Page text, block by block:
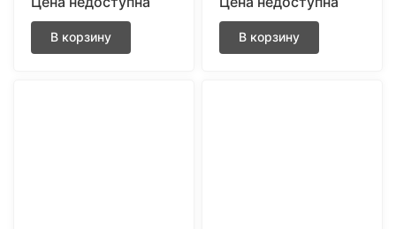
апельсином 13 мл.
В корзину
13 мл.
В корзину